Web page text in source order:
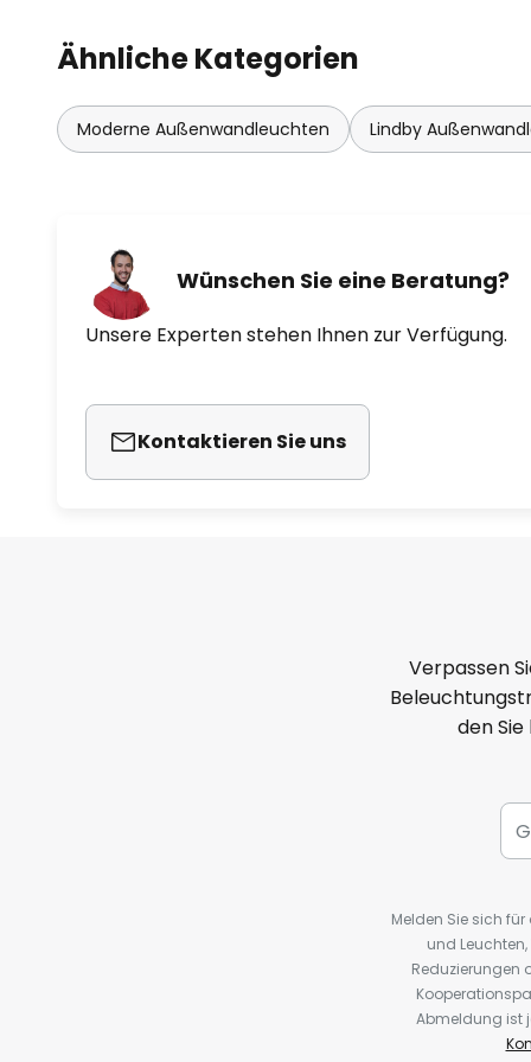
Ähnliche Kategorien
Moderne Außenwandleuchten Lindby
Wünschen Sie eine Beratung?
Unsere Experten stehen Ihnen zur Verfügung.
Kontaktieren Sie uns
Verpassen
den
Melden Sie sich
und
Reduzierungen
Abmeldung ist